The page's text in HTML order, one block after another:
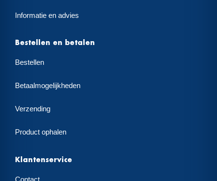
Informatie en advies
Bestellen en betalen
Bestellen
Betaalmogelijkheden
Verzending
Product ophalen
Klantenservice